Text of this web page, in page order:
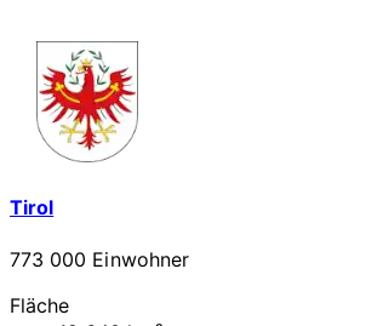
Tirol
773 000 Einwohner
Fläche